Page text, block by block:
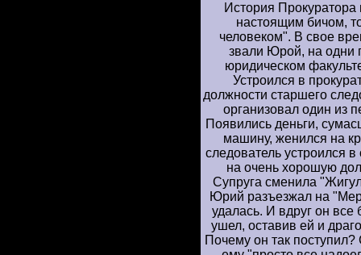
История
настоящим бичом,
человеком". В свое
звали Юрой, на одни
юридическом
Устроился в
должности старшего
организовал один из
Появились деньги,
машину, женился на
следователь устроился
на очень хорошую
Супруга сменила
Юрий разъезжал на
удалась. И вдруг он
ушел, оставив ей и
Почему он так